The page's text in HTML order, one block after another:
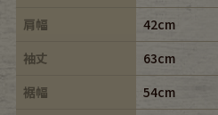
肩幅
42cm
袖丈
63cm
裾幅
54cm